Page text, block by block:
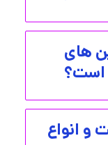
های
است؟
انواع